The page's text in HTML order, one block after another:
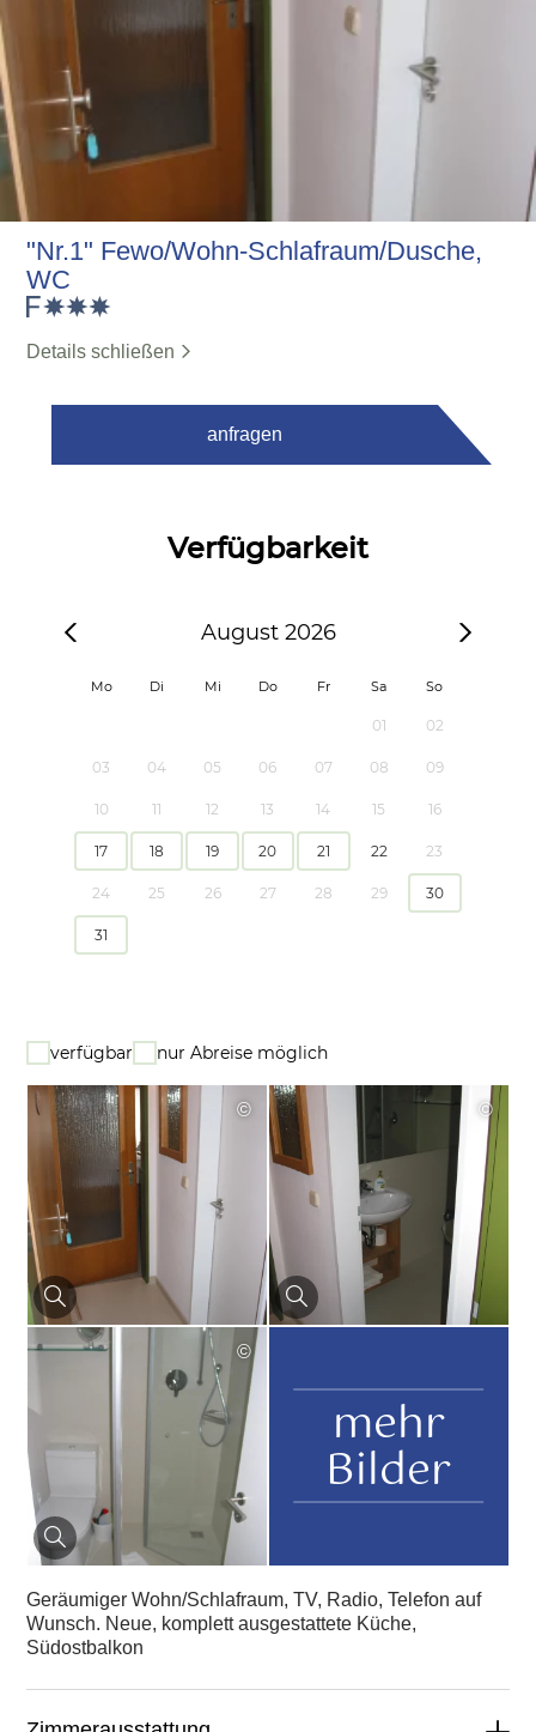
"Nr.1" Fewo/Wohn-Schlafraum/Dusche,
WC
Details schließen
anfragen
Verfügbarkeit
August 2026
Mo Di Mi Do Fr Sa So
01 02
03 04 05 06 07 08 09
10 11 12 13 14 15 16
17 18 19 20 21 22 23
24 25 26 27 28 29 30
31
verfügbar nur Abreise möglich
© ©
©
mehr
Bilder
Geräumiger Wohn/Schlafraum, TV, Radio, Telefon auf
Wunsch. Neue, komplett ausgestattete Küche,
Südostbalkon